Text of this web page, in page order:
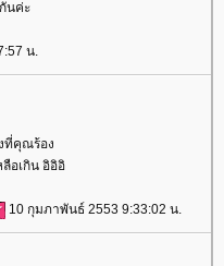
นค่ะ
น.
ที่คุณร้อง
อเกิน อิอิอิ
10 กุมภาพันธ์ 2553 9:33:02 น.